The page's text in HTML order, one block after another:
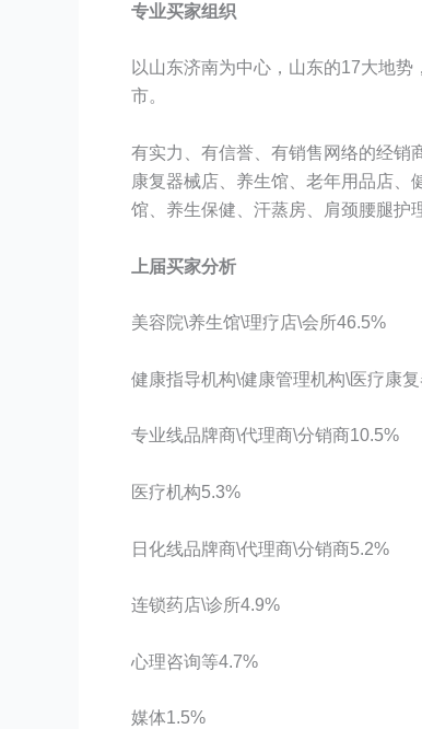
专业买家组织
以山东济南为中心，山东的17大地
市。
有实力、有信誉、有销售网络的经销
康复器械店、养生馆、老年用品店
馆、养生保健、汗蒸房、肩颈腰腿护
上届买家分析
美容院\养生馆\理疗店\会所46.5%
健康指导机构\健康管理机构\医疗康
专业线品牌商\代理商\分销商10.5%
医疗机构5.3%
日化线品牌商\代理商\分销商5.2%
连锁药店\诊所4.9%
心理咨询等4.7%
媒体1.5%